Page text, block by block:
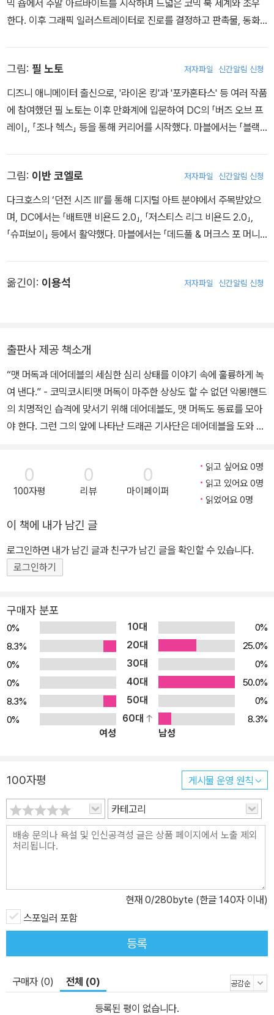
레인지의 죽음」을 통해 성공적인 스토리텔링을 이어 클레아에게 새로
믹 숍에서 주말 아르바이트를 시작하며 드넓은 코믹 북 세계와 조우
한다. 이후 그래픽 일러스트레이터로 진로를 결정하고 판촉물, 동화
EL에서 에드 브루베이커와 함께 버키를 부활시키는 새로운 <캡틴 아
메리카> 시리즈를 그리면서 이름을 떨친다. 최근에는 스티븐 킹 원작
의 <스탠드> 코믹북 시리즈에도 참여했다.
그림: 필 노토 저자파일 신간알림 신청
디즈니 애니메이터 출신으로, '라이온 킹'과 '포카혼타스' 등 여러 작품
에 참여했던 필 노토는 이후 만화계에 입문하여 DC의 「버즈 오브 프
레이」, 「조나 헥스」 등을 통해 커리어를 시작했다. 마블에서는 「블랙
험했다. 뛰어난 화가로서도 인정받는 그는 뉴욕, 로스앤젤레스, 파리
등지에서 개인전을 개최한 바 있다.
그림: 이반 코엘로 저자파일 신간알림 신청
다크호스의 ‘던전 시즈 III’를 통해 디지털 아트 분야에서 주목받았으
며, DC에서는 「배트맨 비욘드 2.0」, 「저스티스 리그 비욘드 2.0」,
「슈퍼보이」 등에서 활약했다. 마블에서는 「데드풀 & 머크스 포 머니」,
버스터 리미티드 시리즈에서 심비오트 히어로물의 대표 작가로 빠르
옮긴이: 이용석 저자파일 신간알림 신청
출판사 제공 책소개
“맷 머독과 데어데블의 세심한 심리 상태를 이야기 속에 훌륭하게 녹
여 낸다.” - 코믹코시티맷 머독이 마주한 상상도 할 수 없던 악몽!핸드
의 치명적인 습격에 맞서기 위해 데어데블도, 맷 머독도 동료를 모아
야 한다. 그런 그의 앞에 나타난 드래곤 기사단은 데어데블을 도와 혼
걸까? 한편, 오래전 맷이 비밀 신분을 감추기 위해 지어 냈던 ‘쌍둥이
형제 마이크 머독’이 진짜가 되어 나타난다! 마이크는 데어데블의 또
다른 인격 역할을 넘어 자신만의 의지로 움직이며, 그것도 모자라 맷
이 이 이중 위기를 넘긴다 해도, 그 앞에는 뉴욕 시장 윌슨 피스크와의
최종 결전이 기다리고 있다! 과연 피스크의 제국과 그의 부정 선거를
증명하려는 데어데블의 인생 중에 먼저 무너지는 것은 어느 쪽일까?
그리고 헬스 키친에서 ‘두려움을 모르는 남자’가 사라져 버린다면 맷
일 것인가?찰스 소울, 제드 맥케이, 크리스토스 게이지가 쓰고 마이
크 퍼킨스, 마이크 헨더슨, 필 노토, 다닐로 베이루스, 스테파노 란디
니, 이반 코엘로, 파올로 빌라넬리, 맷 밀라가 그린 「데어데블」(2015)
#600의 일부와 #601-612, 「두려움을 모르는 남자」(2019) #1-5
완결 수록.함께 읽으면 좋은 책『데어데블』 BOOK 1-3『데어데블: 백
인 블랙』 BOOK 1-3
0
100자평
0
리뷰
0
마이페이퍼
읽고 싶어요 0명
읽고 있어요 0명
읽었어요 0명
이 책에 내가 남긴 글
로그인하면 내가 남긴 글과 친구가 남긴 글을 확인할 수 있습니다.
로그인하기
구매자 분포
0% 10대
0%
8.3%
20대
25.0%
0%
30대
0%
0%
40대
50.0%
8.3%
50대
0%
0%
60대
8.3%
여성
남성
100자평 게시물 운영 원칙
카테고리
현재 0/280byte (한글 140자 이내)
스포일러 포함
등록
구매자 (0) 전체 (0)
등록된 평이 없습니다.